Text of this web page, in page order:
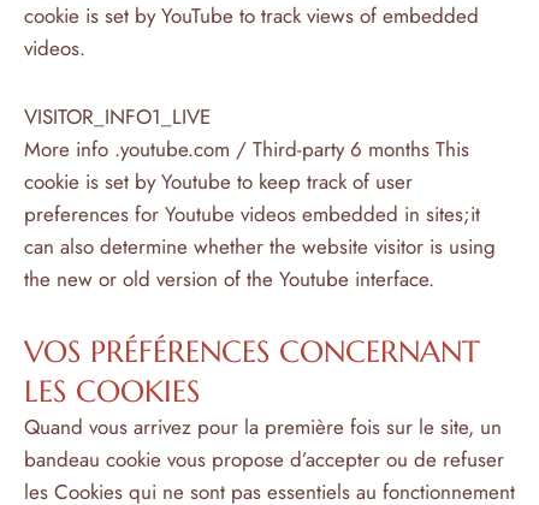
cookie is set by YouTube to track views of embedded
videos.
VISITOR_INFO1_LIVE
More info .youtube.com / Third-party 6 months This
cookie is set by Youtube to keep track of user
preferences for Youtube videos embedded in sites;it
can also determine whether the website visitor is using
the new or old version of the Youtube interface.
VOS PRÉFÉRENCES CONCERNANT
LES COOKIES
Quand vous arrivez pour la première fois sur le site, un
bandeau cookie vous propose d’accepter ou de refuser
les Cookies qui ne sont pas essentiels au fonctionnement